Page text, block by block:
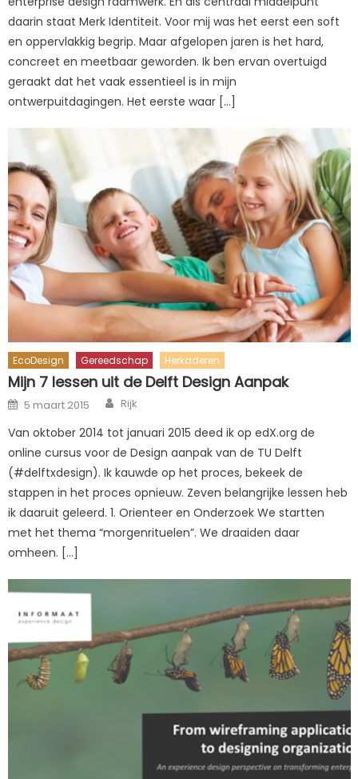
daarin staat Merk Identiteit. Voor mij was het eerst een soft
en oppervlakkig begrip. Maar afgelopen jaren is het hard,
concreet en meetbaar geworden. Ik ben ervan overtuigd
geraakt dat het vaak essentieel is in mijn
ontwerpuitdagingen. Het eerste waar […]
EcoDesign Gereedschap Herkaderen
Mijn 7 lessen uit de Delft Design Aanpak
Posted
on
5 maart 2015 Author
Rijk
Van oktober 2014 tot januari 2015 deed ik op edX.org de
online cursus voor de Design aanpak van de TU Delft
(#delftxdesign). Ik kauwde op het proces, bekeek de
stappen in het proces opnieuw. Zeven belangrijke lessen heb
ik daaruit geleerd. 1. Orienteer en Onderzoek We startten
met het thema “morgenrituelen”. We draaiden daar
omheen. […]